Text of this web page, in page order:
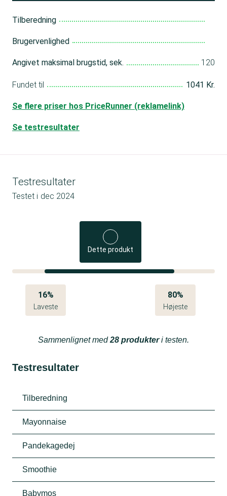
Tilberedning
Brugervenlighed
Angivet maksimal brugstid, sek. 120
Fundet til 1041 Kr.
Se flere priser hos PriceRunner (reklamelink)
Se testresultater
Testresultater
Testet i dec 2024
Dette produkt
16%
Laveste
80%
Højeste
Sammenlignet med28 produkteri testen.
Testresultater
Tilberedning
Mayonnaise
Pandekagedej
Smoothie
Babymos